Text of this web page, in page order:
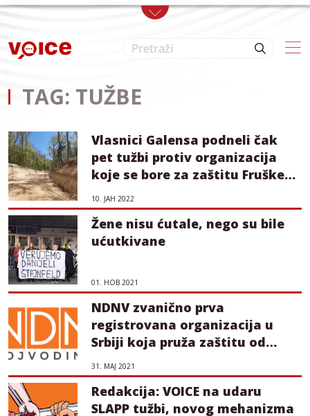
Skip to main content
TAG: TUŽBE
Vlasnici Galensa podneli čak
pet tužbi protiv organizacija
koje se bore za zaštitu Fruške
gore
10. ЈАН 2022
Žene nisu ćutale, nego su bile
ućutkivane
01. НОВ 2021
NDNV zvanično prva
registrovana organizacija u
Srbiji koja pruža zaštitu od
SLAPP tužbi
31. МАЈ 2021
Redakcija: VOICE na udaru
SLAPP tužbi, novog mehanizma